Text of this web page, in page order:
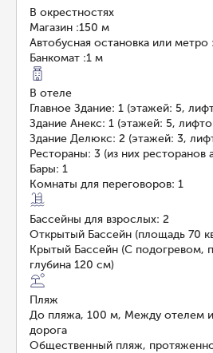
В окрестностях
Магазин :150 м
Автобусная остановка или метро :
Банкомат :1 м
В отеле
Главное Здание: 1 (этажей: 5,
Здание Анекс: 1 (этажей: 5,
Здание Делюкс: 2 (этажей: 3,
Рестораны: 3 (из них ресторанов
Бары: 1
Комнаты для переговоров: 1
Бассейны для взрослых: 2
Открытый Бассейн (площадь 70
Крытый Бассейн (С подогревом,
глубина 120 см)
Пляж
До пляжа, 100 м, Между отелем
дорога
Общественный пляж,